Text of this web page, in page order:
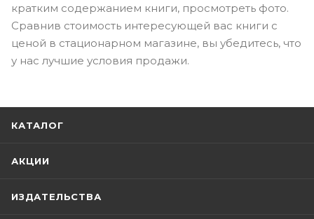
кратким содержанием книги, просмотреть фото.
Сравнив стоимость интересующей вас книги с
ценой в стационарном магазине, вы убедитесь, что
у нас лучшие условия продажи.
КАТАЛОГ
АКЦИИ
ИЗДАТЕЛЬСТВА